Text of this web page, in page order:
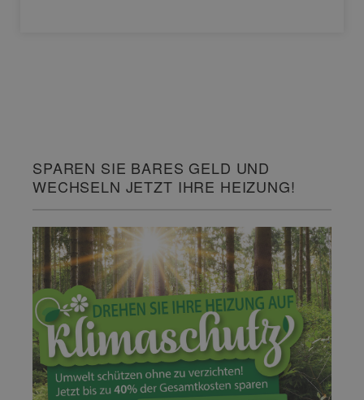
SPAREN SIE BARES GELD UND
WECHSELN JETZT IHRE HEIZUNG!